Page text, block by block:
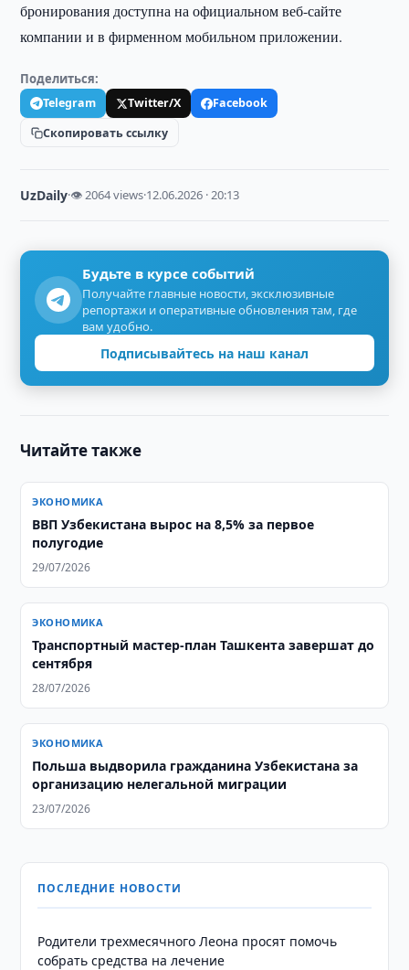
бронирования доступна на официальном веб-сайте
компании и в фирменном мобильном приложении.
Поделиться:
Telegram Twitter/X
Facebook
Скопировать ссылку
UzDaily·👁 2064 views·12.06.2026 · 20:13
Будьте в курсе событий
Получайте главные новости, эксклюзивные
репортажи и оперативные обновления там, где
вам удобно.
Подписывайтесь на наш канал
Читайте также
ЭКОНОМИКА
ВВП Узбекистана вырос на 8,5% за первое
полугодие
29/07/2026
ЭКОНОМИКА
Транспортный мастер-план Ташкента завершат до
сентября
28/07/2026
ЭКОНОМИКА
Польша выдворила гражданина Узбекистана за
организацию нелегальной миграции
23/07/2026
ПОСЛЕДНИЕ НОВОСТИ
Родители трехмесячного Леона просят помочь
собрать средства на лечение